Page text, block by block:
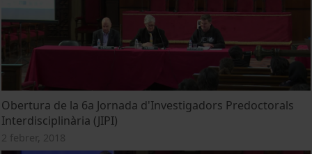
Obertura de la 6a Jornada d'Investigadors Predoctorals
Interdisciplinària (JIPI)
2 febrer, 2018